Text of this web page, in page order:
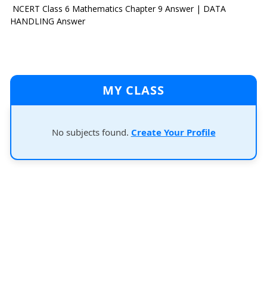
NCERT Class 6 Mathematics Chapter 9 Answer | DATA
HANDLING Answer
MY CLASS
No subjects found. Create Your Profile